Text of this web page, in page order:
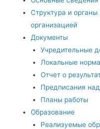
Структура и органы
организацией
Документы
Учредительные
Локальные
Отчет о
Предписания
Планы работы
Образование
Реализуемые